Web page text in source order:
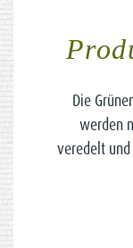
Die
werden
veredelt